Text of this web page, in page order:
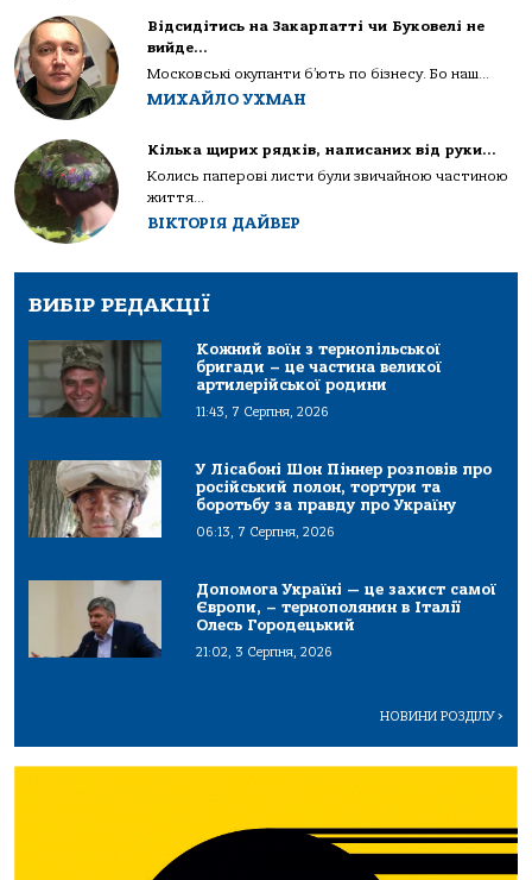
Відсидітись на Закарпатті чи Буковелі не
вийде…
Московські окупанти б’ють по бізнесу. Бо наш...
МИХАЙЛО УХМАН
Кілька щирих рядків, написаних від руки…
Колись паперові листи були звичайною частиною
життя...
ВІКТОРІЯ ДАЙВЕР
ВИБІР РЕДАКЦІЇ
Кожний воїн з тернопільської
бригади – це частина великої
артилерійської родини
11:43, 7 Серпня, 2026
У Лісабоні Шон Піннер розповів про
російський полон, тортури та
боротьбу за правду про Україну
06:13, 7 Серпня, 2026
Допомога Україні — це захист самої
Європи, – тернополянин в Італії
Олесь Городецький
21:02, 3 Серпня, 2026
НОВИНИ РОЗДІЛУ>